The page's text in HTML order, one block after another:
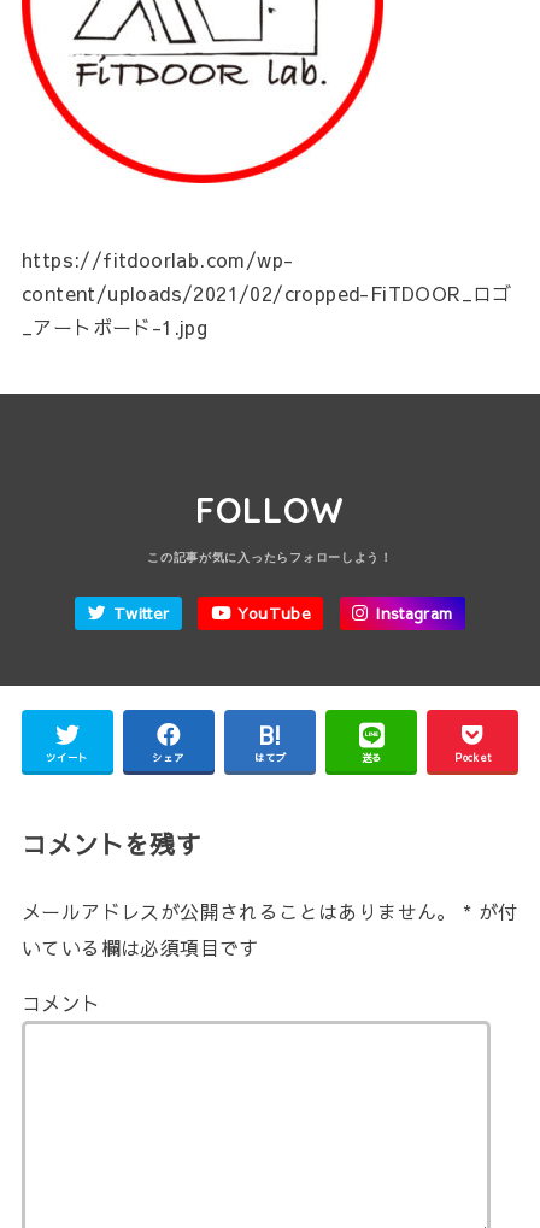
https://fitdoorlab.com/wp-
content/uploads/2021/02/cropped-FiTDOOR_ロゴ
_アートボード-1.jpg
FOLLOW
Twitter YouTube Instagram
ツイート シェア はてブ 送る Pocket
コメントを残す
メールアドレスが公開されることはありません。 * が付
いている欄は必須項目です
コメント